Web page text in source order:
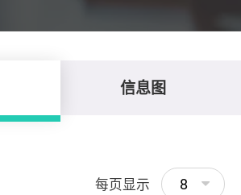
信息图
每页显示 8